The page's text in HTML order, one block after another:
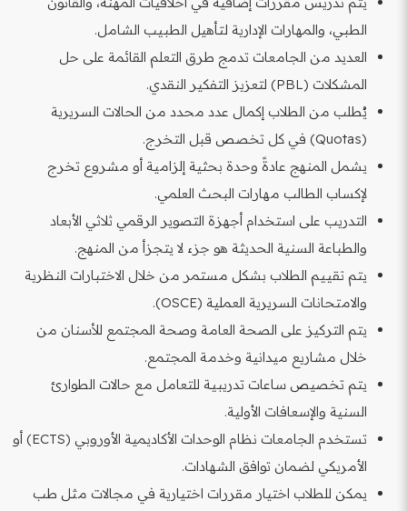
الطبي، والمهارات الإدارية لتأهيل الطبيب الشامل.
العديد من الجامعات تدمج طرق التعلم القائمة على حل
المشكلات (PBL) لتعزيز التفكير النقدي.
يُطلب من الطلاب إكمال عدد محدد من الحالات السريرية
(Quotas) في كل تخصص قبل التخرج.
يشمل المنهج عادةً وحدة بحثية إلزامية أو مشروع تخرج
لإكساب الطالب مهارات البحث العلمي.
التدريب على استخدام أجهزة التصوير الرقمي ثلاثي الأبعاد
والطباعة السنية الحديثة هو جزء لا يتجزأ من المنهج.
يتم تقييم الطلاب بشكل مستمر من خلال الاختبارات النظرية
والامتحانات السريرية العملية (OSCE).
يتم التركيز على الصحة العامة وصحة المجتمع للأسنان من
خلال مشاريع ميدانية وخدمة المجتمع.
يتم تخصيص ساعات تدريبية للتعامل مع حالات الطوارئ
السنية والإسعافات الأولية.
تستخدم الجامعات نظام الوحدات الأكاديمية الأوروبي (ECTS) أو
الأمريكي لضمان توافق الشهادات.
يمكن للطلاب اختيار مقررات اختيارية في مجالات مثل طب